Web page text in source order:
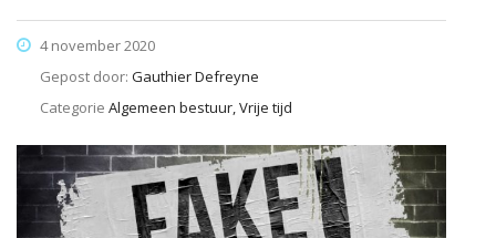
4 november 2020
Gepost door: Gauthier Defreyne
Categorie Algemeen bestuur, Vrije tijd